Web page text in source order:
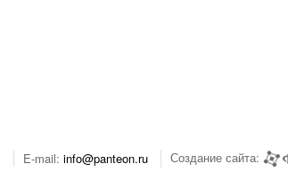
E-mail: info@panteon.ru Создание сайта: